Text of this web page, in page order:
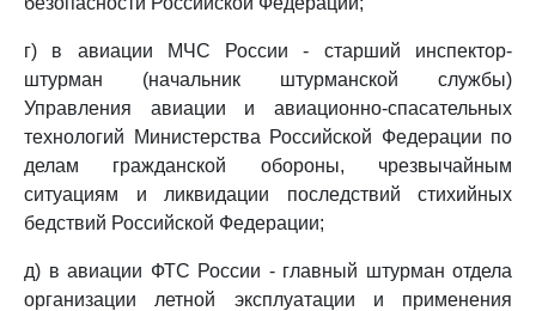
г) в авиации МЧС России - старший инспектор-
штурман (начальник штурманской службы)
Управления авиации и авиационно-спасательных
технологий Министерства Российской Федерации по
делам гражданской обороны, чрезвычайным
ситуациям и ликвидации последствий стихийных
бедствий Российской Федерации;
д) в авиации ФТС России - главный штурман отдела
организации летной эксплуатации и применения